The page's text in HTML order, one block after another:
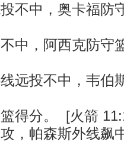
不中，奥卡福防
中，阿西克防守
远投不中，韦伯
得分。 [火箭
攻，帕森斯外线飙